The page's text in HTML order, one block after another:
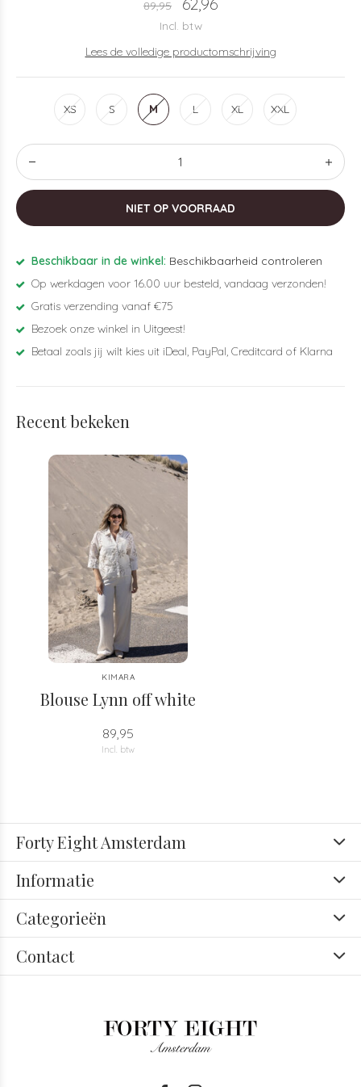
89,95
Incl. btw
Lees de volledige productomschrijving
XS S M L XL XXL
NIET OP VOORRAAD
Beschikbaar in de winkel: Beschikbaarheid controleren
Op werkdagen voor 16.00 uur besteld, vandaag verzonden!
Gratis verzending vanaf €75
Bezoek onze winkel in Uitgeest!
Betaal zoals jij wilt kies uit iDeal, PayPal, Creditcard of Klarna
Recent bekeken
KIMARA
Blouse Lynn off white
89,95
Incl. btw
Forty Eight Amsterdam
Informatie
Categorieën
Contact